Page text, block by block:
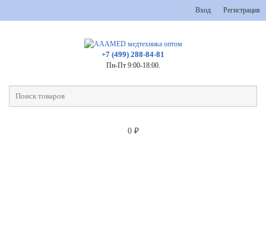
Вход Регистрация
+7 (499) 288-84-81
Пн-Пт 9:00-18:00.
0 ₽